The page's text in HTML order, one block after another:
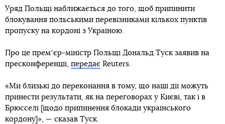
Уряд Польщі наближається до того, щоб припинити
блокування польськими перевізниками кількох пунктів
пропуску на кордоні з Україною.
Про це премʼєр-міністр Польщі Дональд Туск заявив на
пресконференції, передає Reuters.
«Ми близькі до переконання в тому, що наші дії можуть
принести результати, як на переговорах у Києві, так і в
Брюсселі [щодо припинення блокади українського
кордону]», — сказав Туск.